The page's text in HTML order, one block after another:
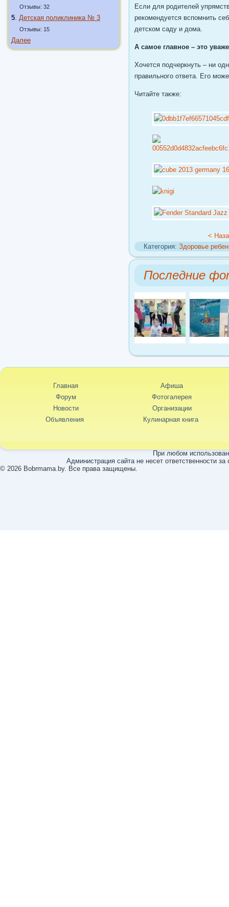
Отзывы: 32
5 Детская поликлиника № 3
Отзывы: 15
Далее
Если для родителей
рекомендуется вспомнить
детском саду и дома.
А самое главное – это
Хочется подчеркнуть – ни
правильного ответа. Его
Читайте также:
<
Категория: Здоровье
Последние
Главная
Форум
Новости
Объявления
Афиша
Фотогалерея
Организации
Кулинарная книга
При любом
Администрация сайта не несет ответственности
© 2026 Bobrmama.by. Все права защищены.